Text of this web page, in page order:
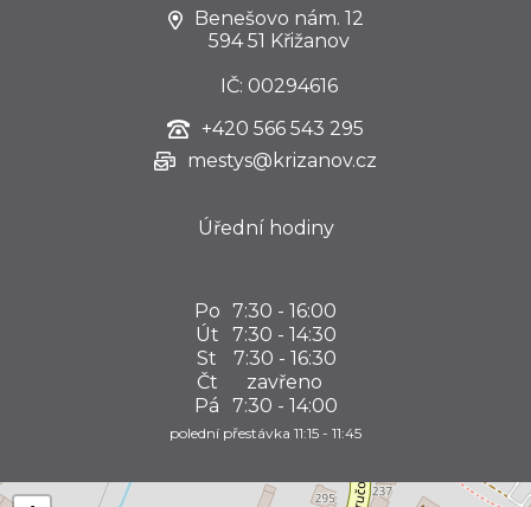
Benešovo nám. 12
594 51 Křižanov
IČ: 00294616
+420 566 543 295
mestys@krizanov.cz
Úřední hodiny
Po 7:30 - 16:00
Út
7:30 - 14:30
St
7:30 - 16:30
Čt
zavřeno
Pá
7:30 - 14:00
polední přestávka 11:15 - 11:45